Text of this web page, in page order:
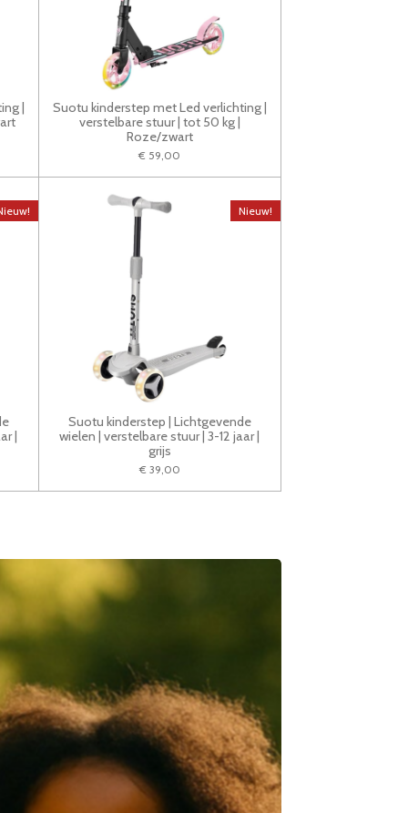
|
Suotu kinderstep met Led verlichting |
verstelbare stuur | tot 50 kg |
Roze/zwart
€ 59,00
|
Nieuw!
Suotu kinderstep | Lichtgevende
wielen | verstelbare stuur | 3-12 jaar |
grijs
€ 39,00